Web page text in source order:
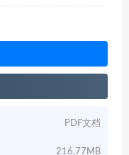
PDF文档
216.77MB